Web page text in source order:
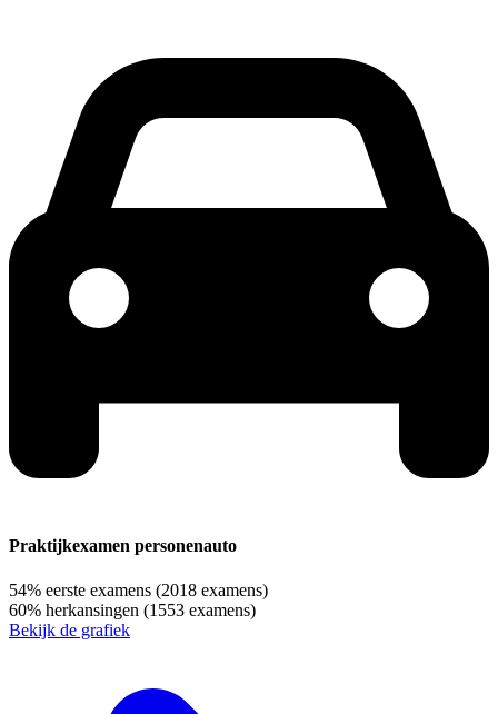
Praktijkexamen personenauto
54% eerste examens (2018 examens)
60% herkansingen (1553 examens)
Bekijk de grafiek